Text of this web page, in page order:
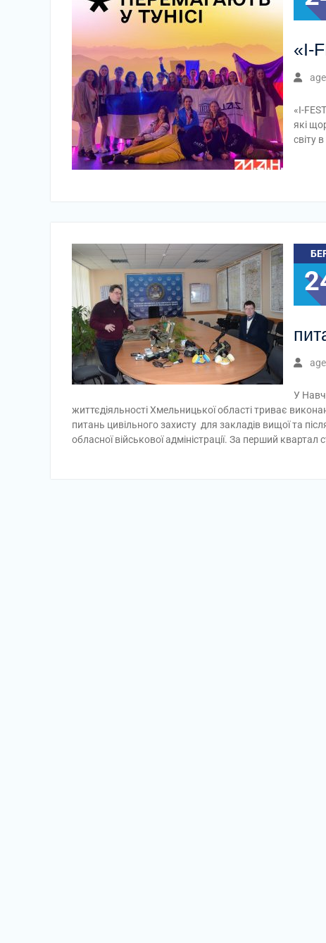
«I-
«I-
які
світу
У
життєдіяльності Хмельницької області триває
питань цивільного захисту для закладів вищої та
обласної військової адміністрації. За перший квартал